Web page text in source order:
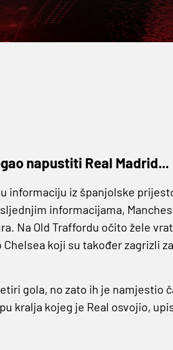
napustiti Real Madrid...
informaciju iz španjolske
informacijama,
Na Old Traffordu očito žele
koji su također zagrizli za
gola, no zato ih je namjestio
kralja kojeg je Real osvojio,